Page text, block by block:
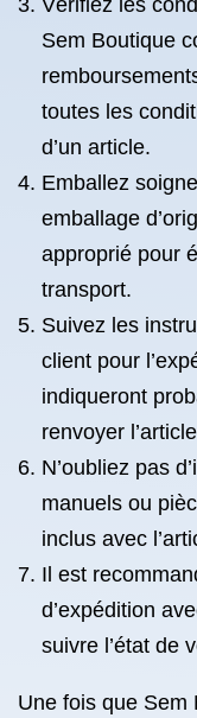
Vérifiez les
Sem Boutique
toutes les
d’un article.
Emballez
emballage
approprié pour
transport.
Suivez les
client pour
indiqueront
renvoyer
N’oubliez pas
manuels ou
inclus avec
Il est
d’expédition
suivre l’état de
Une fois que Sem